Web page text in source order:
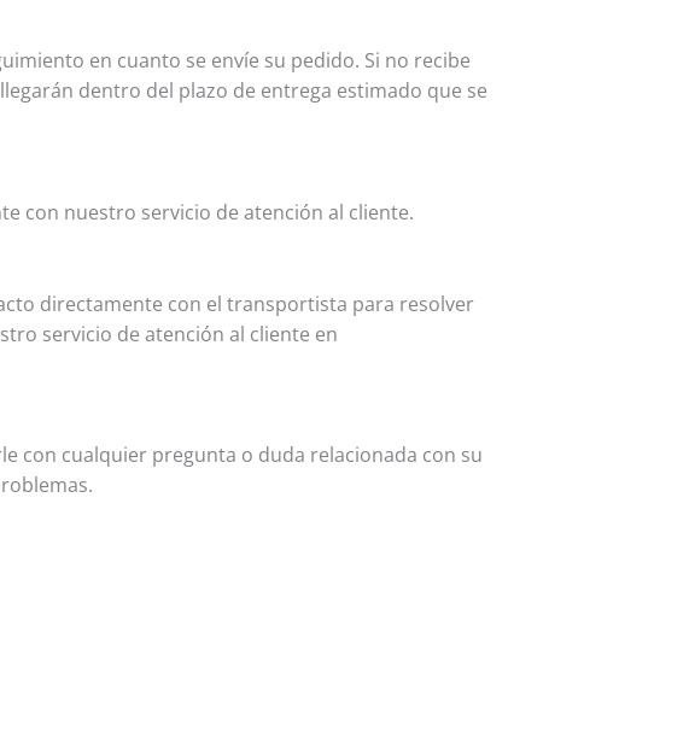
en cuanto se envíe su pedido. Si no recibe
dentro del plazo de entrega estimado que se
con nuestro servicio de atención al cliente.
directamente con el transportista para resolver
servicio de atención al cliente en
con cualquier pregunta o duda relacionada con su